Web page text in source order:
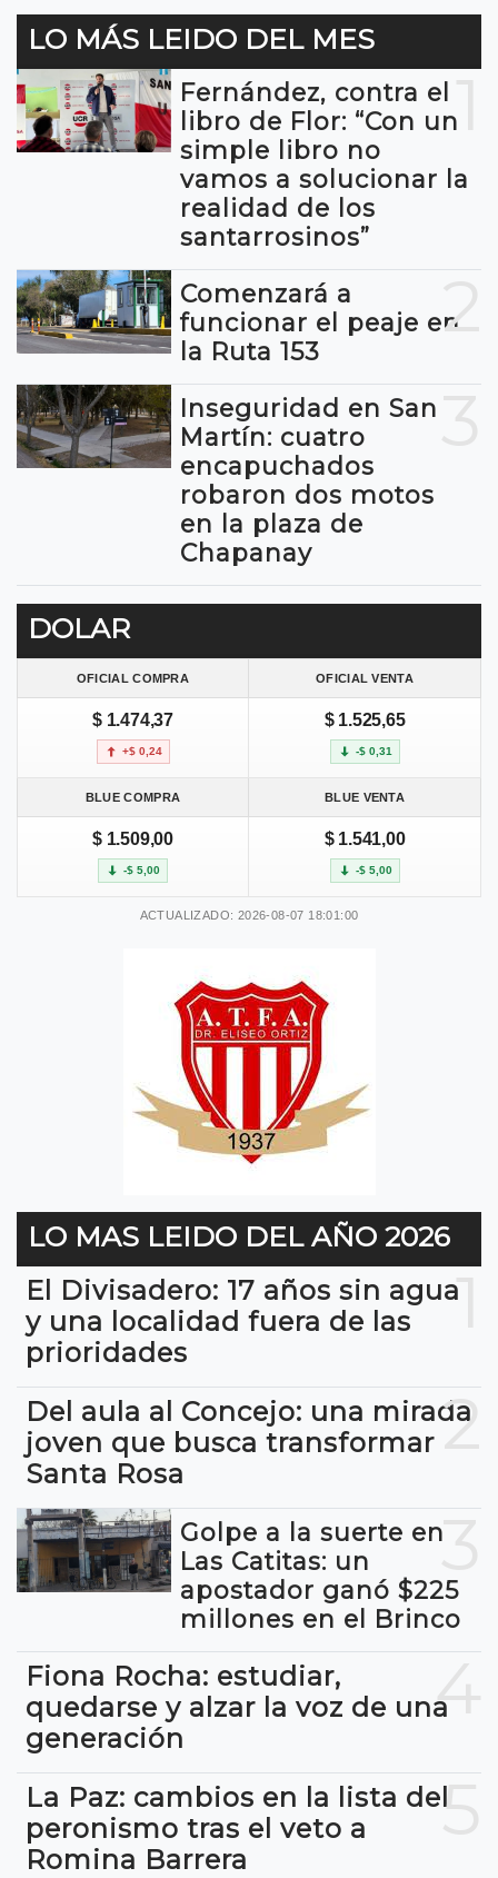
LO MÁS LEIDO DEL MES
1
Fernández, contra el
libro de Flor: “Con un
simple libro no
vamos a solucionar la
realidad de los
santarrosinos”
2
Comenzará a
funcionar el peaje en
la Ruta 153
Inseguridad en San
Martín: cuatro
encapuchados
robaron dos motos
en la plaza de
Chapanay
DOLAR
OFICIAL COMPRA OFICIAL VENTA
$ 1.474,37
+$ 0,24
$ 1.525,65
-$ 0,31
BLUE COMPRA BLUE VENTA
$ 1.509,00
-$ 5,00
$ 1.541,00
-$ 5,00
ACTUALIZADO: 2026-08-07 18:01:00
LO MAS LEIDO DEL AÑO 2026
1
El Divisadero: 17 años sin agua
y una localidad fuera de las
prioridades
2
Del aula al Concejo: una mirada
joven que busca transformar
Santa Rosa
3
Golpe a la suerte en
Las Catitas: un
apostador ganó $225
millones en el Brinco
4
Fiona Rocha: estudiar,
quedarse y alzar la voz de una
generación
5
La Paz: cambios en la lista del
peronismo tras el veto a
Romina Barrera